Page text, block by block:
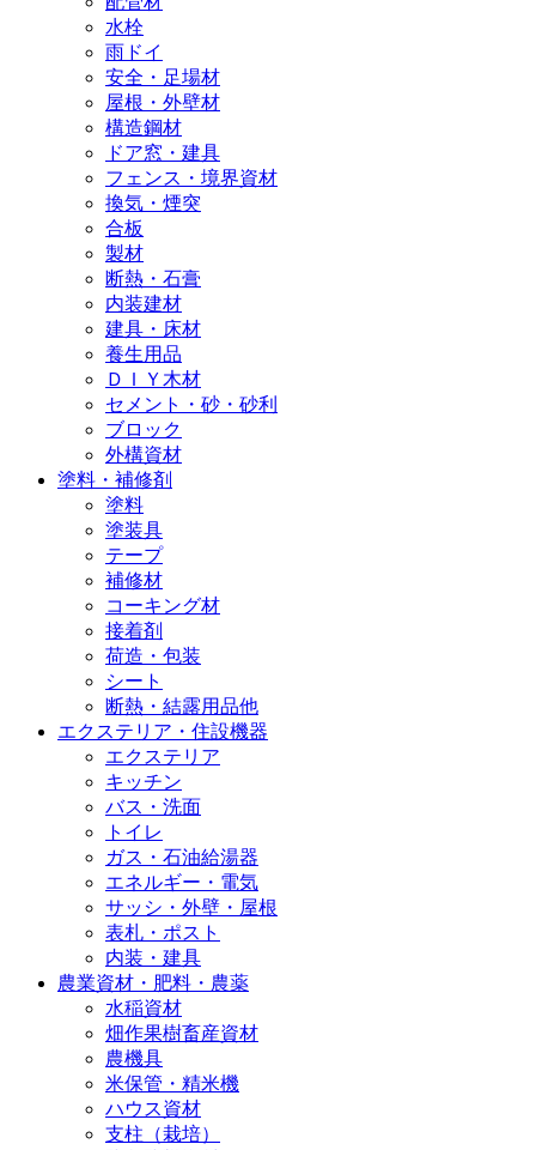
水栓
雨ドイ
安全・足場材
屋根・外壁材
構造鋼材
ドア窓・建具
フェンス・境界資材
換気・煙突
合板
製材
断熱・石膏
内装建材
建具・床材
養生用品
ＤＩＹ木材
セメント・砂・砂利
ブロック
外構資材
塗料・補修剤
塗料
塗装具
テープ
補修材
コーキング材
接着剤
荷造・包装
シート
断熱・結露用品他
エクステリア・住設機器
エクステリア
キッチン
バス・洗面
トイレ
ガス・石油給湯器
エネルギー・電気
サッシ・外壁・屋根
表札・ポスト
内装・建具
農業資材・肥料・農薬
水稲資材
畑作果樹畜産資材
農機具
米保管・精米機
ハウス資材
支柱（栽培）